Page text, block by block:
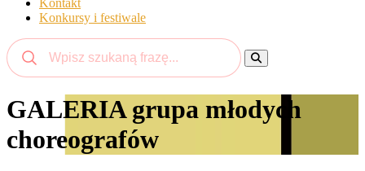
Kontakt
Konkursy i festiwale
GALERIA grupa młodych
choreografów